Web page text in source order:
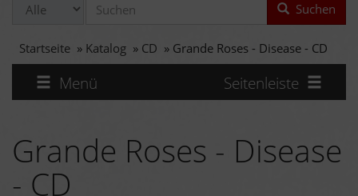
Suchen
Startseite » Katalog » CD » Grande Roses - Disease - CD
Menü Seitenleiste
Grande Roses - Disease
- CD